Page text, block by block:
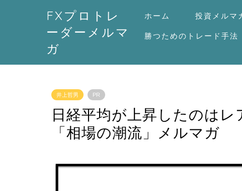
FXプロトレ
ーダーメルマ
ガ
ホーム 投資メルマ
勝つためのトレード手法
井上哲男 PR
日経平均が上昇したのは
「相場の潮流」メルマガ